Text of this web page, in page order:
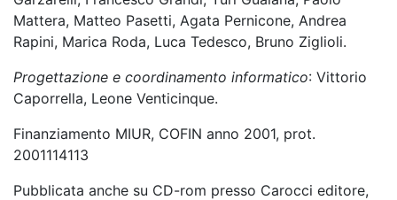
Mattera, Matteo Pasetti, Agata Pernicone, Andrea
Rapini, Marica Roda, Luca Tedesco, Bruno Ziglioli.
Progettazione e coordinamento informatico: Vittorio
Caporrella, Leone Venticinque.
Finanziamento MIUR, COFIN anno 2001, prot.
2001114113
Pubblicata anche su CD-rom presso Carocci editore,